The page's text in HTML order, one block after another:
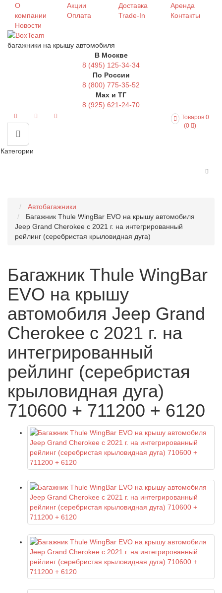
О
компании
Новости
Акции
Оплата
Доставка
Trade-In
Аренда
Контакты
багажники на крышу автомобиля
В Москве
8 (495) 125-34-34
По России
8 (800) 775-35-52
Max и ТГ
8 (925) 621-24-70
Товаров 0
(0
)
Категории
Автобагажники
Багажник Thule WingBar EVO на крышу автомобиля
Jeep Grand Cherokee с 2021 г. на интегрированный
рейлинг (серебристая крыловидная дуга)
Багажник Thule WingBar
EVO на крышу
автомобиля Jeep Grand
Cherokee с 2021 г. на
интегрированный
рейлинг (серебристая
крыловидная дуга)
710600 + 711200 + 6120